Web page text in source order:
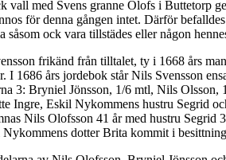
med Svens granne Olofs i Buttetorp
för denna gången intet. Därför
såsom ock vara tillstädes eller någon
frikänd från tilltalet, ty i 1668 års
1686 års jordebok står Nils Svensson
3: Bryniel Jönsson, 1/6 mtl, Nils
Ingre, Eskil Nykommens hustru Segrid
Nils Olofsson 41 år med hustru
dotter Brita kommit i